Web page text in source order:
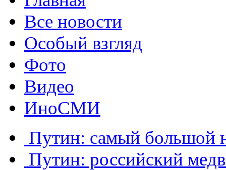
Все новости
Особый взгляд
Фото
Видео
ИноСМИ
Путин: самый большой
Путин: российский